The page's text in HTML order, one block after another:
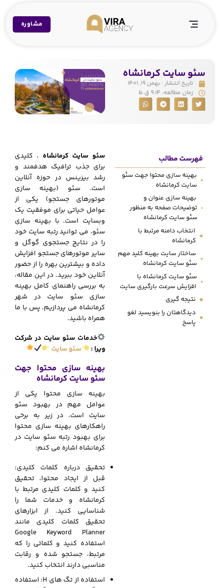
مشاوره
سئو سایت کرمانشاه
تاریخ انتشار : بهمن ۱۹, ۱۴۰۱
زمان مطالعه: ۹:۱۴ ق.ظ
فهرست مطالب
بهینه سازی محتوا جهت سئو
سایت کرمانشاه
بهینه سازی عنوان و
توضیحات صفحه به منظور
سئو سایت کرمانشاه
انتخاب دامنه مرتبط با
کرمانشاه
ساختار سایت بهینه کلید مهم
سئو سایت کرمانشاه
سئو سایت کرمانشاه با
افزایش سرعت بارگیری سایت
نتیجه گیری
دیدگاهتان را بنویسید لغو
پاسخ
سئو سایت کرمانشاه ، کلیدی
برای جذب ترافیک هدفمند و
رشد بیزینس در حوزه آنلاین
است. سئو (بهینه سازی
موتورهای جستجو) یکی از
عوامل حیاتی برای موفقیت یک
وبسایت است. با بهینه سازی
سئو، می توانید رتبه سایت خود
را در نتایج جستجوی گوگل و
سایر موتورهای جستجو افزایش
داده و بیشترین بهره را از حضور
آنلاین خود ببرید. در این مقاله،
به بررسی راهنمای کامل بهینه
سازی سئو سایت در شهر
کرمانشاه می پردازیم. پس با ما
همراه باشید.
خدمات سئو سایت در شرکت
ویرا :
سئو سایت
بهینه سازی محتوا جهت
سئو سایت کرمانشاه
بهینه سازی محتوا یکی از
عوامل مهم در بهبود سئو
سایت است. در زیر به برخی
راهکارهای بهینه سازی محتوا
برای بهبود رتبه سئو سایت در
کرمانشاه اشاره می کنم:
تحقیق درباره کلمات کلیدی:
قبل از ایجاد محتوا، تحقیق
کنید و کلمات کلیدی مرتبط با
کرمانشاه و خدمات شما را
شناسایی کنید. از ابزارهای
تحقیق کلمات کلیدی مانند
Google Keyword Planner
استفاده کنید و کلماتی را که
مرتبط، جستجو شده و رقابت
مناسبی دارند انتخاب کنید.
استفاده از تگ های H: استفاده